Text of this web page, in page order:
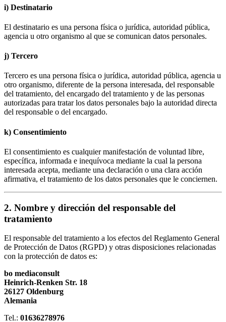
i) Destinatario
El destinatario es una persona física o jurídica, autoridad pública,
agencia u otro organismo al que se comunican datos personales.
j) Tercero
Tercero es una persona física o jurídica, autoridad pública, agencia u
otro organismo, diferente de la persona interesada, del responsable
del tratamiento, del encargado del tratamiento y de las personas
autorizadas para tratar los datos personales bajo la autoridad directa
del responsable o del encargado.
k) Consentimiento
El consentimiento es cualquier manifestación de voluntad libre,
específica, informada e inequívoca mediante la cual la persona
interesada acepta, mediante una declaración o una clara acción
afirmativa, el tratamiento de los datos personales que le conciernen.
2. Nombre y dirección del responsable del
tratamiento
El responsable del tratamiento a los efectos del Reglamento General
de Protección de Datos (RGPD) y otras disposiciones relacionadas
con la protección de datos es:
bo mediaconsult
Heinrich-Renken Str. 18
26127 Oldenburg
Alemania
Tel.: 01636278976